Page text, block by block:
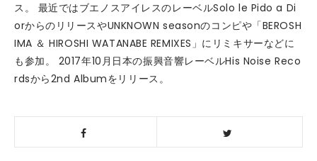
ス。 最近ではブエノスアイレスのレーベルSolo le Pido a Di
orからのリリースやUNKNOWN seasonのコンピや「BEROSH
IMA ＆ HIROSHI WATANABE REMIXES」にリミキサーなどに
も参加。 2017年10月日本の振興音響レーベルHis Noise Reco
rdsから2nd Albumをリリース。